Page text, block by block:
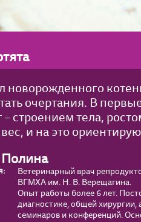
новорожденного
очертания. В
строением тела,
и на это
Ветеринарный врач
ВГМХА им. Н. В. Верещагина.
Опыт работы более 6 лет.
диагностике, общей
семинаров и конференций.